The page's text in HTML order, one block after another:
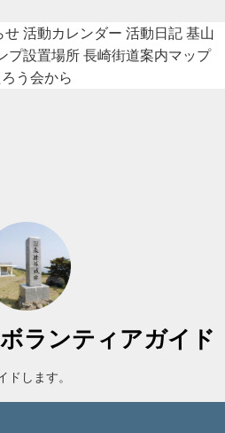
せ 活動カレンダー 活動日記 基山
プ設置場所 長崎街道案内マップ
う会から
ランティアガイド
ドします。